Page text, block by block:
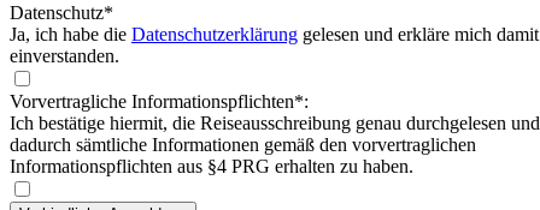
Datenschutz*
Ja, ich habe die Datenschutzerklärung gelesen und erkläre mich damit
einverstanden.
Vorvertragliche Informationspflichten*:
Ich bestätige hiermit, die Reiseausschreibung genau durchgelesen und
dadurch sämtliche Informationen gemäß den vorvertraglichen
Informationspflichten aus §4 PRG erhalten zu haben.